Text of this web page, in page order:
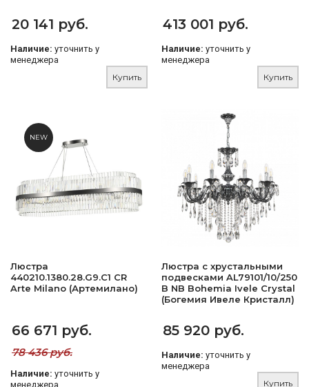
20 141 руб.
Наличие: уточнить у
менеджера
Купить
413 001 руб.
Наличие: уточнить у
менеджера
Купить
NEW
Люстра
440210.1380.28.G9.C1 CR
Arte Milano (Артемилано)
66 671 руб.
78 436 руб.
Наличие: уточнить у
менеджера
Люстра с хрустальными
подвесками AL79101/10/250
B NB Bohemia Ivele Crystal
(Богемия Ивеле Кристалл)
85 920 руб.
Наличие: уточнить у
менеджера
Купить